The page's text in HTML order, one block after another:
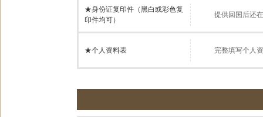
★身份证复印件（黑白或彩色复
印件均可）
提供回国后还
★个人资料表 完整填写个人